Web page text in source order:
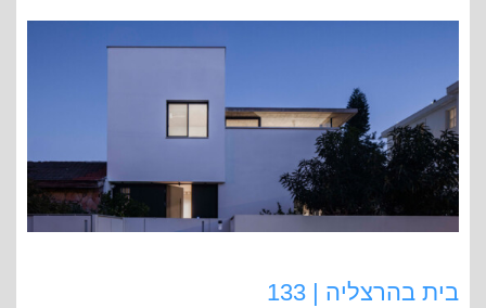
בית בהרצליה | 133